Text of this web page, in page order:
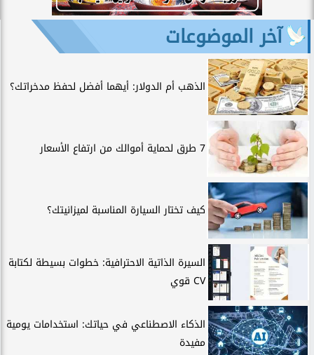
آخر الموضوعات
الذهب أم الدولار: أيهما أفضل لحفظ مدخراتك؟
7 طرق لحماية أموالك من ارتفاع الأسعار
كيف تختار السيارة المناسبة لميزانيتك؟
السيرة الذاتية الاحترافية: خطوات بسيطة لكتابة
CV قوي
الذكاء الاصطناعي في حياتك: استخدامات يومية
مفيدة